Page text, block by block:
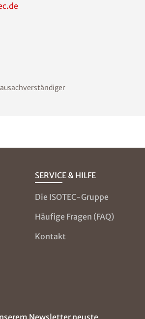
SERVICE & HILFE
Die ISOTEC-Gruppe
Häufige Fragen (FAQ)
Kontakt
Newsletter neuste